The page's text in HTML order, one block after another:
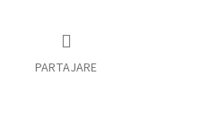
PARTAJARE